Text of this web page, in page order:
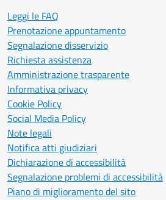
Leggi le FAQ
Prenotazione appuntamento
Segnalazione disservizio
Richiesta assistenza
Amministrazione trasparente
Informativa privacy
Cookie Policy
Social Media Policy
Note legali
Notifica atti giudiziari
Dichiarazione di accessibilità
Segnalazione problemi di accessibilità
Piano di miglioramento del sito